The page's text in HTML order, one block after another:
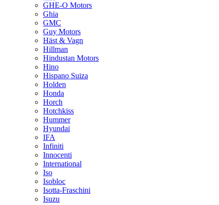
GHE-O Motors
Ghia
GMC
Guy Motors
Häst & Vagn
Hillman
Hindustan Motors
Hino
Hispano Suiza
Holden
Honda
Horch
Hotchkiss
Hummer
Hyundai
IFA
Infiniti
Innocenti
International
Iso
Isobloc
Isotta-Fraschini
Isuzu